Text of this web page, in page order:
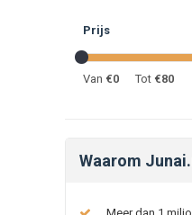
Prijs
Van €0 Tot €80
Waarom